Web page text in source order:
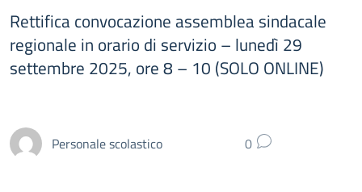
Rettifica convocazione assemblea sindacale
regionale in orario di servizio – lunedì 29
settembre 2025, ore 8 – 10 (SOLO ONLINE)
Personale scolastico 0